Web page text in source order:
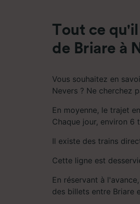
Tout ce
de Briare à
Vous souhaitez en
Nevers ? Ne cherchez
En moyenne, le trajet
Chaque jour, environ 6
Il existe des trains
Cette ligne est
En réservant à
des billets entre Briare